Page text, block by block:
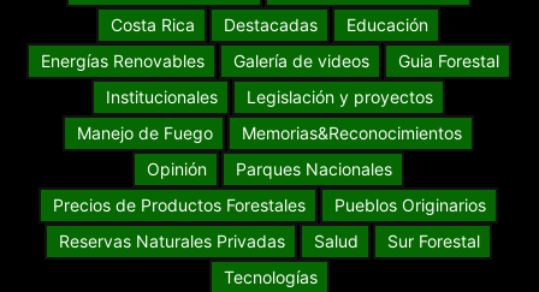
Costa Rica
Destacadas
Educación
Energías Renovables
Galería de videos
Guia Forestal
Institucionales
Legislación y proyectos
Manejo de Fuego
Memorias&Reconocimientos
Opinión
Parques Nacionales
Precios de Productos Forestales
Pueblos Originarios
Reservas Naturales Privadas
Salud
Sur Forestal
Tecnologías